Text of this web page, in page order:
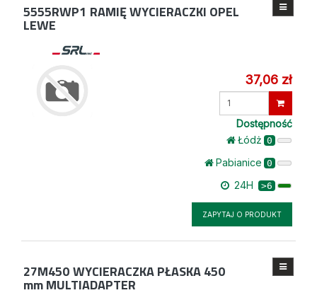
5555RWP1 RAMIĘ WYCIERACZKI OPEL
LEWE
37,06 zł
Wprowadź
Dostępność
Łódż 0
Pabianice 0
24H >6
ZAPYTAJ O PRODUKT
27M450WYCIERACZKA PŁASKA 450
mm MULTIADAPTER